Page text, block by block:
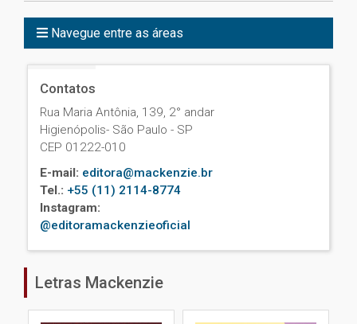
Navegue entre as áreas
Contatos
Rua Maria Antônia, 139, 2° andar
Higienópolis- São Paulo - SP
CEP 01222-010
E-mail: editora@mackenzie.br
Tel.: +55 (11) 2114-8774
Instagram:
@editoramackenzieoficial
Letras Mackenzie